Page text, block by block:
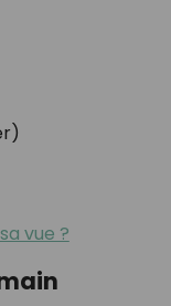
vue ?